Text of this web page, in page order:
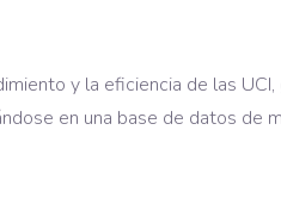
y la eficiencia de las
en una base de datos de